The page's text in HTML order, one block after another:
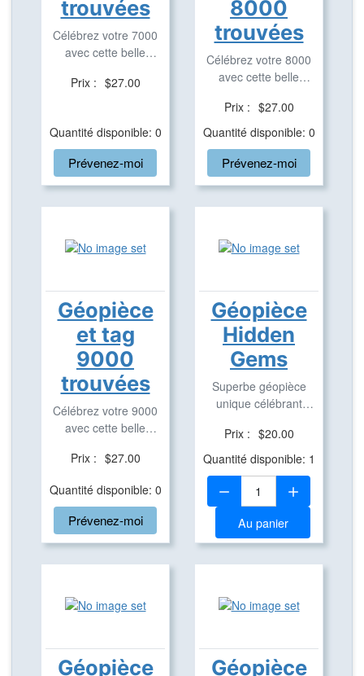
trouvées
Célébrez votre 7000
avec cette belle
Prix : $27.00
Quantité disponible: 0
Prévenez-moi
8000
trouvées
Célébrez votre 8000
avec cette belle
Prix : $27.00
Quantité disponible: 0
Prévenez-moi
Géopièce
et tag
9000
trouvées
Célébrez votre 9000
avec cette belle
Prix : $27.00
Quantité disponible: 0
Prévenez-moi
Géopièce
Hidden
Gems
Superbe géopièce
unique célébrant
repérable sur ...
Prix : $20.00
Quantité disponible: 1
Quantité:
Au panier
Géopièce Géopièce